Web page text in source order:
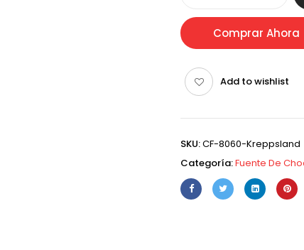
Comprar Ahora
Add to wishlist
SKU:CF-8060-Kreppsland
Categoría:Fuente De